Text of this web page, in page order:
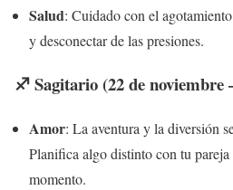
Salud: Cuidado con el
y desconectar de las presiones.
♐ Sagitario (22 de noviembre
Amor: La aventura y la diversión
Planifica algo distinto con tu
momento.